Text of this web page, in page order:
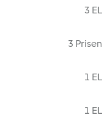
3 EL
3 Prisen
1 EL
1 EL